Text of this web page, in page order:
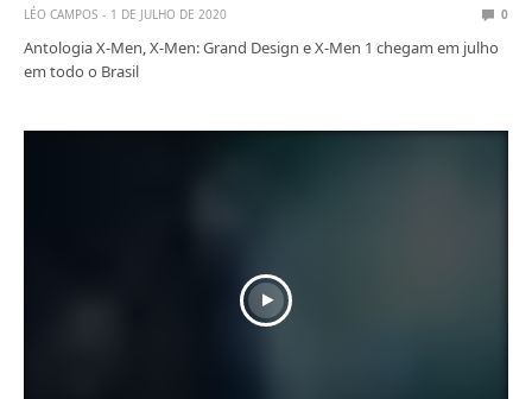
LÉO CAMPOS 1 DE JULHO DE 2020 0
Antologia X-Men, X-Men: Grand Design e X-Men 1 chegam em julho
em todo o Brasil